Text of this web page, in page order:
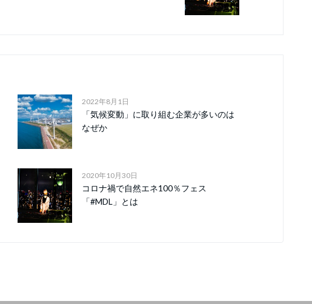
2022年8月1日
「気候変動」に取り組む企業が多いのは
なぜか
2020年10月30日
コロナ禍で自然エネ100％フェス
「#MDL」とは